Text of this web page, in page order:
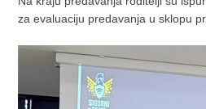
za evaluaciju predavanja u sklopu